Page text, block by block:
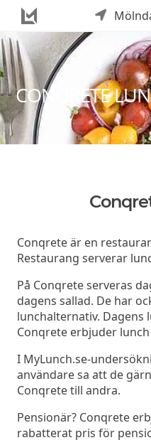
CONQRETE
Conqrete är en
Restaurang serverar
På Conqrete serveras
dagens sallad. De har
lunchalternativ. Dagens
Conqrete erbjuder
I MyLunch.se-
användare sa att de
Conqrete till andra.
Pensionär? Conqrete
rabatterat pris för